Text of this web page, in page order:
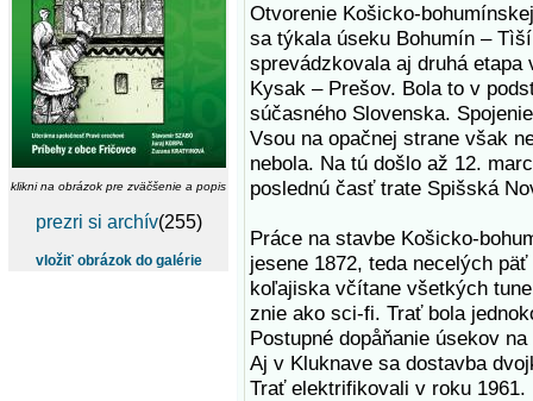
klikni na obrázok pre zväčšenie a popis
prezri si archív(255)
vložiť obrázok do galérie
Otvorenie Košicko-
sa týkala úseku Bohumín –
sprevádzkovala aj druhá
Kysak – Prešov. Bola to v
súčasného Slovenska.
Vsou na opačnej strane však
nebola. Na tú došlo až 12.
poslednú časť trate Spišská
Práce na stavbe Košicko-
jesene 1872, teda necelých
koľajiska včítane všetkých
znie ako sci-fi. Trať bola
Postupné dopåňanie úsekov
Aj v Kluknave sa dostavba
Trať elektrifikovali v roku 1961.